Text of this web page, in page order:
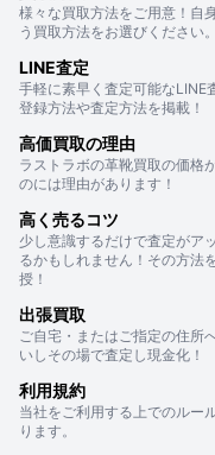
様々な買取方法をご用意！自
う買取方法をお選びください。
LINE査定
手軽に素早く査定可能なLINE
登録方法や査定方法を掲載！
高価買取の理由
ラストラボの革靴買取の価格
のには理由があります！
高く売るコツ
少し意識するだけで査定がア
るかもしれません！その方法
授！
出張買取
ご自宅・またはご指定の住所
いしその場で査定し現金化！
利用規約
当社をご利用する上でのルー
ります。